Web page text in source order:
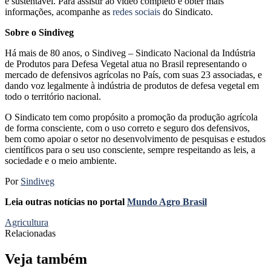
informações, acompanhe as redes sociais do Sindicato.
Sobre o Sindiveg
Há mais de 80 anos, o Sindiveg – Sindicato Nacional da Indústria
de Produtos para Defesa Vegetal atua no Brasil representando o
mercado de defensivos agrícolas no País, com suas 23 associadas, e
dando voz legalmente à indústria de produtos de defesa vegetal em
todo o território nacional.
O Sindicato tem como propósito a promoção da produção agrícola
de forma consciente, com o uso correto e seguro dos defensivos,
bem como apoiar o setor no desenvolvimento de pesquisas e estudos
científicos para o seu uso consciente, sempre respeitando as leis, a
sociedade e o meio ambiente.
Por Sindiveg
Leia outras notícias no portal Mundo Agro Brasil
Agricultura
Relacionadas
Veja também